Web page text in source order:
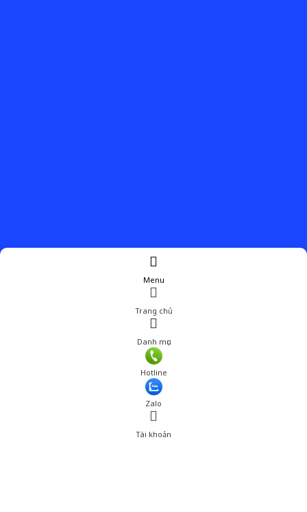
Menu
Trang chủ
Danh mục
Hotline
Zalo
Tài khoản